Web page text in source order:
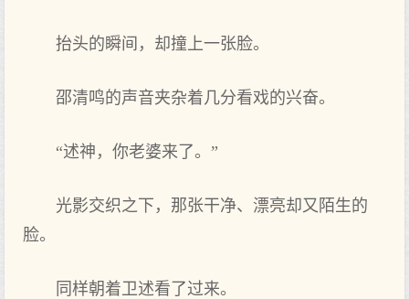
抬头的瞬间，却撞上一张脸。
邵清鸣的声音夹杂着几分看戏的兴奋。
“述神，你老婆来了。”
光影交织之下，那张干净、漂亮却又陌生的
脸。
同样朝着卫述看了过来。